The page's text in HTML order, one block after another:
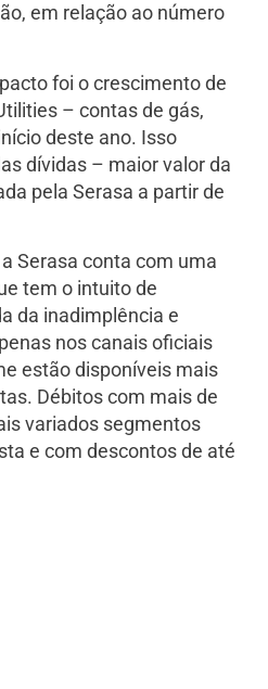
em relação ao número
foi o crescimento de
– contas de gás,
deste ano. Isso
dívidas – maior valor da
pela Serasa a partir de
Serasa conta com uma
tem o intuito de
da inadimplência e
nos canais oficiais
estão disponíveis mais
Débitos com mais de
variados segmentos
e com descontos de até